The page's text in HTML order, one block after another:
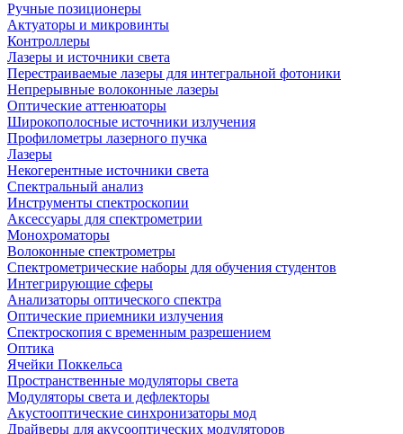
Ручные позиционеры
Актуаторы и микровинты
Контроллеры
Лазеры и источники света
Перестраиваемые лазеры для интегральной фотоники
Непрерывные волоконные лазеры
Оптические аттенюаторы
Широкополосные источники излучения
Профилометры лазерного пучка
Лазеры
Некогерентные источники света
Спектральный анализ
Инструменты спектроскопии
Аксессуары для спектрометрии
Монохроматоры
Волоконные спектрометры
Спектрометрические наборы для обучения студентов
Интегрирующие сферы
Анализаторы оптического спектра
Оптические приемники излучения
Спектроскопия с временным разрешением
Оптика
Ячейки Поккельса
Пространственные модуляторы света
Модуляторы света и дефлекторы
Акустооптические синхронизаторы мод
Драйверы для акусооптических модуляторов